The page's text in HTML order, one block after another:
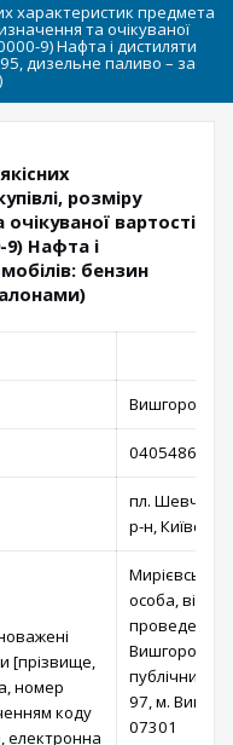
характеристик предмета
та очікуваної
9) Нафта і дистиляти
дизельне паливо – за
розміру
вартості
9) Нафта і
бензин
04054866
пл.
р-н,
[прізвище,
номер
коду
електронна
Мирієвська
особа,
проведення
публічних
97, м.
07301